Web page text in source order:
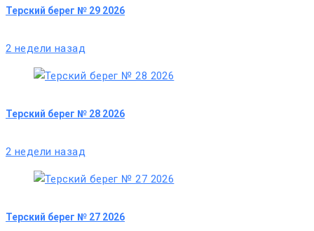
Терский берег № 29 2026
2 недели назад
Терский берег № 28 2026
2 недели назад
Терский берег № 27 2026